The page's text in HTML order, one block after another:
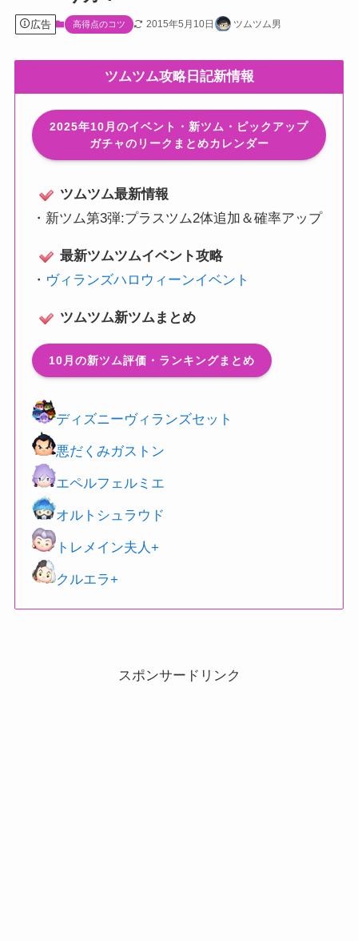
広告 高得点のコツ 2015年5月10日 ツムツム男
ツムツム攻略日記新情報
2025年10月のイベント・新ツム・ピックアップ
ガチャのリークまとめカレンダー
ツムツム最新情報
・ 新ツム第3弾:プラスツム2体追加＆確率アップ
最新ツムツムイベント攻略
・ ヴィランズハロウィーンイベント
ツムツム新ツムまとめ
10月の新ツム評価・ランキングまとめ
ディズニーヴィランズセット
悪だくみガストン
エペルフェルミエ
オルトシュラウド
トレメイン夫人+
クルエラ+
スポンサードリンク